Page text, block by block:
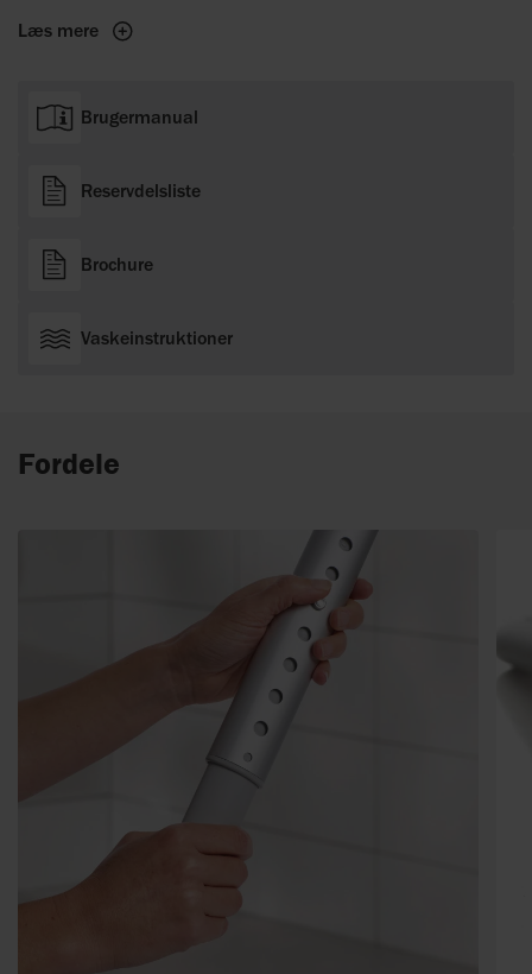
Læs mere
Brugermanual
Reservdelsliste
Brochure
Vaskeinstruktioner
Fordele